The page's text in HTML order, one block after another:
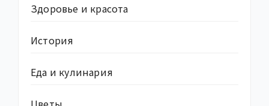
Здоровье и красота
История
Еда и кулинария